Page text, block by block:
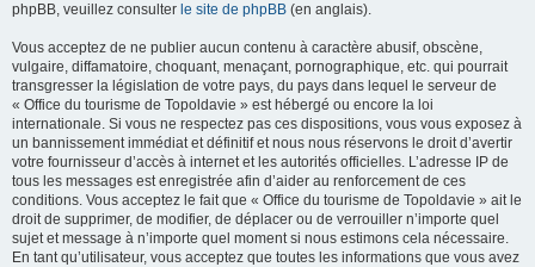
phpBB, veuillez consulter le site de phpBB (en anglais).
Vous acceptez de ne publier aucun contenu à caractère abusif, obscène,
vulgaire, diffamatoire, choquant, menaçant, pornographique, etc. qui pourrait
transgresser la législation de votre pays, du pays dans lequel le serveur de
« Office du tourisme de Topoldavie » est hébergé ou encore la loi
internationale. Si vous ne respectez pas ces dispositions, vous vous exposez à
un bannissement immédiat et définitif et nous nous réservons le droit d’avertir
votre fournisseur d’accès à internet et les autorités officielles. L’adresse IP de
tous les messages est enregistrée afin d’aider au renforcement de ces
conditions. Vous acceptez le fait que « Office du tourisme de Topoldavie » ait le
droit de supprimer, de modifier, de déplacer ou de verrouiller n’importe quel
sujet et message à n’importe quel moment si nous estimons cela nécessaire.
En tant qu’utilisateur, vous acceptez que toutes les informations que vous avez